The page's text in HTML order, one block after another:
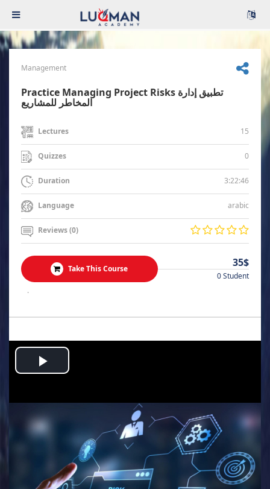
Management
Practice Managing Project Risks تطبيق إدارة
المخاطر للمشاريع
Lectures 15
Quizzes 0
Duration 3:22:46
Language arabic
Reviews (0)
Take This Course 35$
0 Student
.
Play
Video